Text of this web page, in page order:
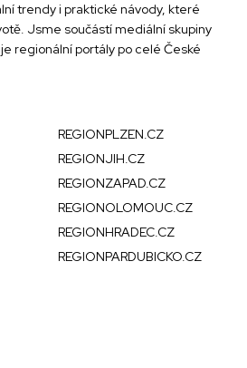
trendy i praktické návody, které
Jsme součástí mediální skupiny
regionální portály po celé České
REGIONPLZEN.CZ
REGIONJIH.CZ
REGIONZAPAD.CZ
REGIONOLOMOUC.CZ
REGIONHRADEC.CZ
REGIONPARDUBICKO.CZ